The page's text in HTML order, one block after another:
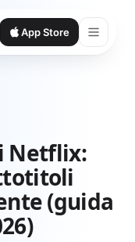
App Store
Netflix:
(guida